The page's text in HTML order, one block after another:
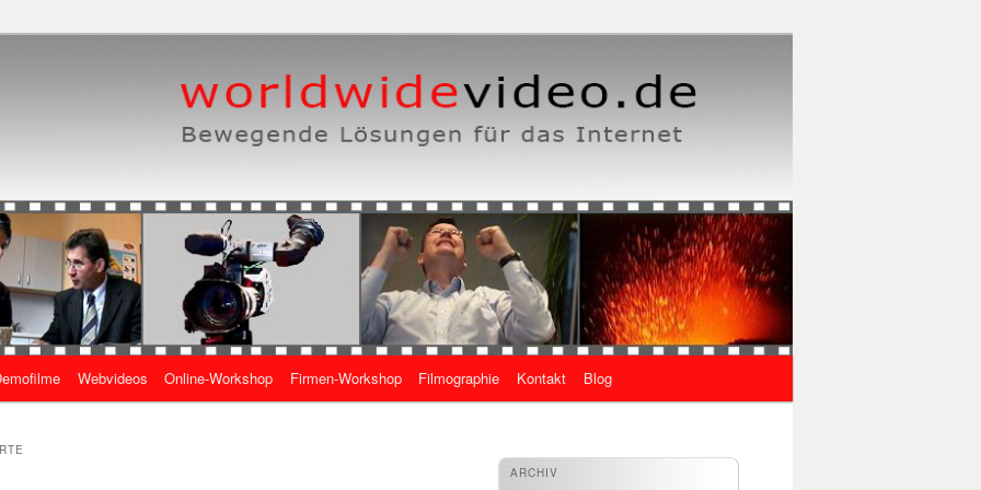
Videos
Webvideos Online-Workshop Firmen-Workshop Filmographie Kontakt Blog
ARCHIV